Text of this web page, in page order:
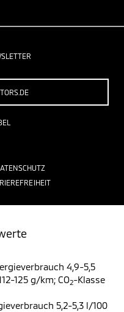
4,9-5,5
125 g/km; CO2-Klasse
5,2-5,3 l/100